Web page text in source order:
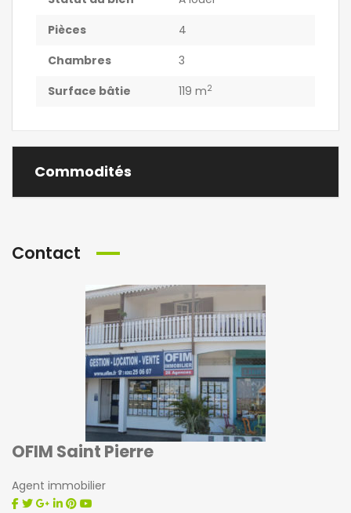
Pièces
4
Chambres
3
Surface bâtie
119 m2
Commodités
Contact
OFIM Saint Pierre
Agent immobilier